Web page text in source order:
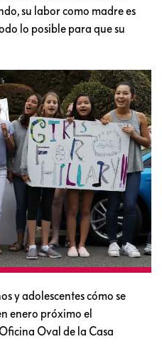
su labor como madre es
lo posible para que su
y adolescentes cómo se
enero próximo el
Oval de la Casa